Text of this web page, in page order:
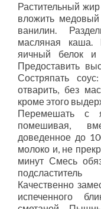
Растительный
вложить медовый
ванилин.
масляная каша.
яичный белок и
Предоставить
Состряпать
отварить, без
кроме этого
Перемешать с
помешивая,
доведенное до
молоко и, не
минут Смесь
Качественно
испеченного